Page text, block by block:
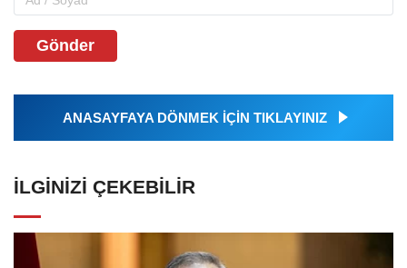
Gönder
ANASAYFAYA DÖNMEK İÇİN TIKLAYINIZ
İLGINIZI ÇEKEBILIR